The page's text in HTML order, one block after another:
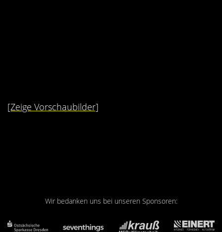
[Zeige Vorschaubilder]
Wir bedanken uns bei unseren Sponsoren: